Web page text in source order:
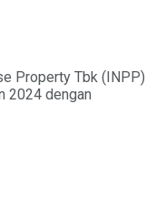
Property Tbk (INPP)
2024 dengan